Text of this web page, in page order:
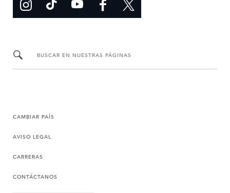
BUSCAR EN NUESTRAS PÁGINAS
CAMBIAR PAÍS
AVISO LEGAL
CARRERAS
CONTÁCTANOS